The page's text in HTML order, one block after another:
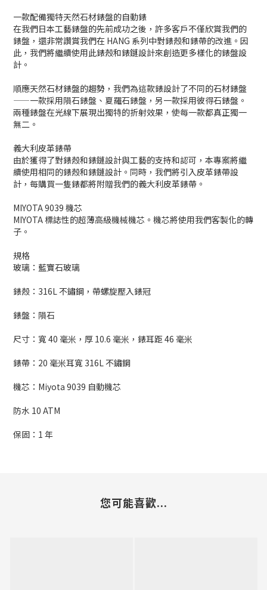
一款配備獨特天然石材錶盤的自動錶
在我們日本工藝錶盤的先前成功之後，許多客戶不僅欣賞我們的
錶盤，還非常讚賞我們在 HANG 系列中對錶殼和錶帶的改進。因
此，我們將繼續使用此錶殼和錶鏈設計來創造更多樣化的錶盤設
計。
順應天然石材錶盤的趨勢，我們為這款錶設計了不同的石材錶盤
——一款採用隕石錶盤、夏羅石錶盤，另一款採用彼得石錶盤。
兩種錶盤在光線下展現出獨特的折射效果，使每一款都真正獨一
無二。
義大利皮革錶帶
由於獲得了對錶殼和錶鏈設計與工藝的支持和認可，本專案將繼
續使用相同的錶殼和錶鏈設計。同時，我們將引入皮革錶帶設
計，每購買一隻錶都將附贈我們的義大利皮革錶帶。
MIYOTA 9039 機芯
MIYOTA 標誌性的超薄高級機械機芯。機芯將使用我們客製化的轉
子。
規格
玻璃：藍寶石玻璃
錶殼：316L 不鏽鋼，帶螺旋壓入錶冠
錶盤：隕石
尺寸：寬 40 毫米，厚 10.6 毫米，錶耳距 46 毫米
錶帶：20 毫米耳寬 316L 不鏽鋼
機芯：Miyota 9039 自動機芯
防水 10 ATM
保固：1 年
您可能喜歡...